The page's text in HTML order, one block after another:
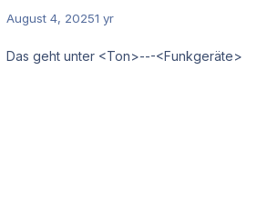
August 4, 20251 yr
Das geht unter <Ton>---<Funkgeräte>